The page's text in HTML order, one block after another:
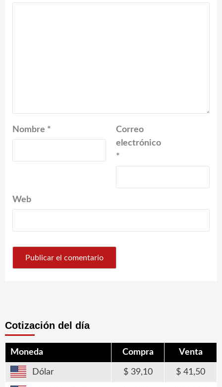
Nombre *
Correo
electrónico
*
Web
Cotización del día
Moneda Compra Venta
Dólar 39,10 41,50